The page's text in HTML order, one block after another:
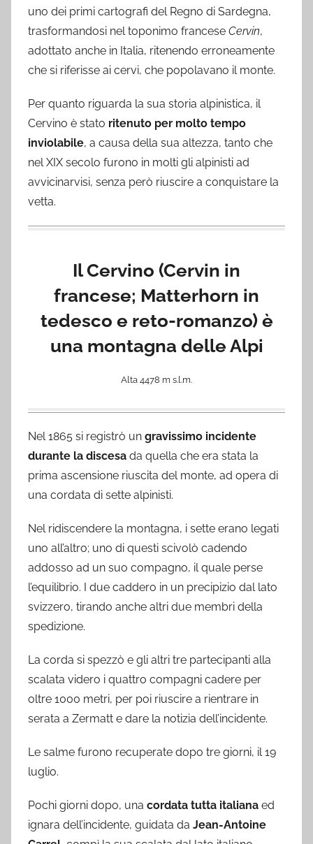
uno dei primi cartografi del Regno di Sardegna,
trasformandosi nel toponimo francese Cervin,
adottato anche in Italia, ritenendo erroneamente
che si riferisse ai cervi, che popolavano il monte.
Per quanto riguarda la sua storia alpinistica, il
Cervino è stato ritenuto per molto tempo
inviolabile, a causa della sua altezza, tanto che
nel XIX secolo furono in molti gli alpinisti ad
avvicinarvisi, senza però riuscire a conquistare la
vetta.
Il Cervino (Cervin in
francese; Matterhorn in
tedesco e reto-romanzo) è
una montagna delle Alpi
Alta 4478 m s.l.m.
Nel 1865 si registrò un gravissimo incidente
durante la discesa da quella che era stata la
prima ascensione riuscita del monte, ad opera di
una cordata di sette alpinisti.
Nel ridiscendere la montagna, i sette erano legati
uno all’altro; uno di questi scivolò cadendo
addosso ad un suo compagno, il quale perse
l’equilibrio. I due caddero in un precipizio dal lato
svizzero, tirando anche altri due membri della
spedizione.
La corda si spezzò e gli altri tre partecipanti alla
scalata videro i quattro compagni cadere per
oltre 1000 metri, per poi riuscire a rientrare in
serata a Zermatt e dare la notizia dell’incidente.
Le salme furono recuperate dopo tre giorni, il 19
luglio.
Pochi giorni dopo, una cordata tutta italiana ed
ignara dell’incidente, guidata da Jean-Antoine